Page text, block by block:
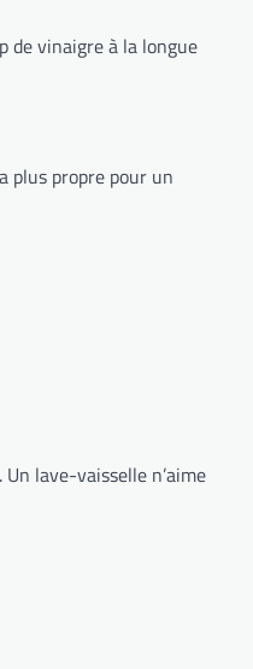
de vinaigre à la longue
plus propre pour un
lave-vaisselle n’aime